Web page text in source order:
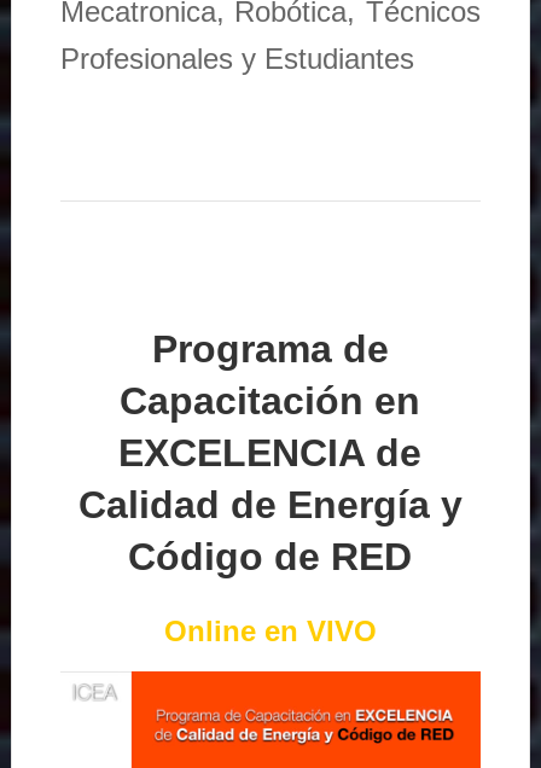
Mecatronica, Robótica, Técnicos
Profesionales y Estudiantes
Programa de
Capacitación en
EXCELENCIA de
Calidad de Energía y
Código de RED
Online en VIVO